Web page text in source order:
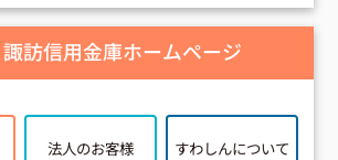
諏訪信用金庫ホームページ
法人のお客様 すわしんについて